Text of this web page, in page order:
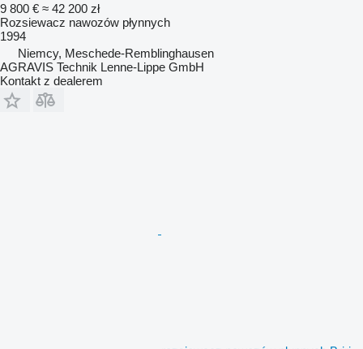
9 800 € ≈ 42 200 zł
Rozsiewacz nawozów płynnych
1994
Niemcy, Meschede-Remblinghausen
AGRAVIS Technik Lenne-Lippe GmbH
Kontakt z dealerem